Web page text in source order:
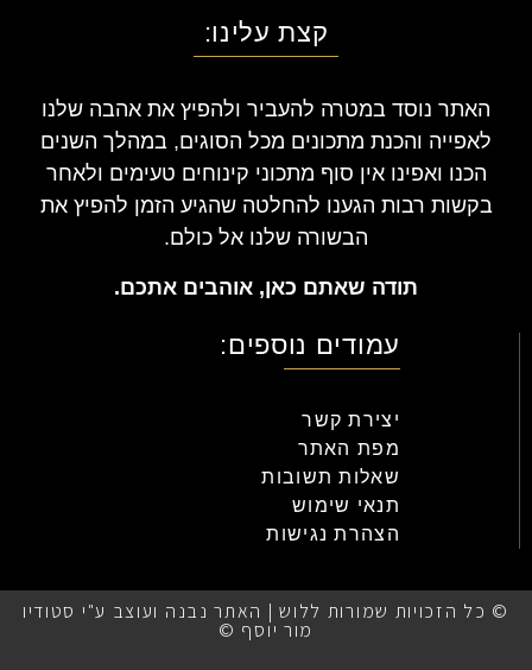
קצת עלינו:
האתר נוסד במטרה להעביר ולהפיץ את אהבה שלנו
לאפייה והכנת מתכונים מכל הסוגים, במהלך השנים
הכנו ואפינו אין סוף מתכוני קינוחים טעימים ולאחר
בקשות רבות הגענו להחלטה שהגיע הזמן להפיץ את
הבשורה שלנו אל כולם.
תודה שאתם כאן, אוהבים אתכם.
עמודים נוספים:
יצירת קשר
מפת האתר
שאלות תשובות
תנאי שימוש
הצהרת נגישות
© כל הזכויות שמורות ללוש | האתר נבנה ועוצב ע"י סטודיו
מור יוסף ©